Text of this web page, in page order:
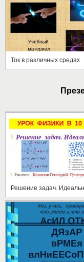
Ток в различных средах
Решение задач.